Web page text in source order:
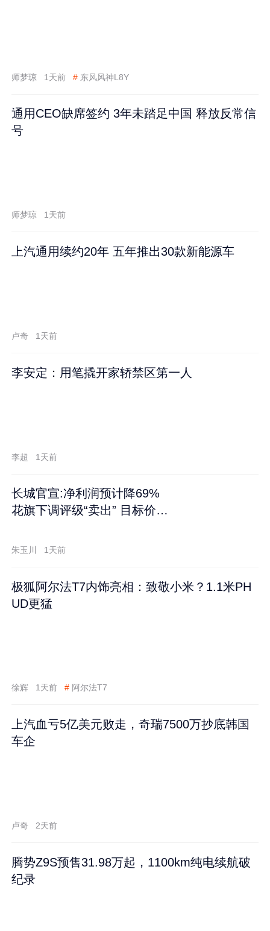
师梦琼 1天前 # 东风风神L8Y
通用CEO缺席签约 3年未踏足中国 释放反常信
号
师梦琼 1天前
上汽通用续约20年 五年推出30款新能源车
卢奇 1天前
李安定：用笔撬开家轿禁区第一人
李超 1天前
长城官宣:净利润预计降69%
花旗下调评级“卖出” 目标价再
朱玉川 1天前
极狐阿尔法T7内饰亮相：致敬小米？1.1米PH
UD更猛
徐辉 1天前 # 阿尔法T7
上汽血亏5亿美元败走，奇瑞7500万抄底韩国
车企
卢奇 2天前
腾势Z9S预售31.98万起，1100km纯电续航破
纪录